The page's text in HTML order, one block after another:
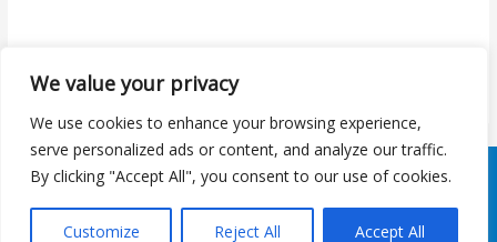
We value your privacy
We use cookies to enhance your browsing experience,
serve personalized ads or content, and analyze our traffic.
By clicking "Accept All", you consent to our use of cookies.
Customize Reject All Accept All
Copyright 2026 | Psihoterapija u praksi